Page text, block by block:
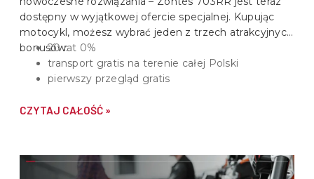
dostępny w wyjątkowej ofercie specjalnej. Kupując
motocykl, możesz wybrać jeden z trzech atrakcyjnych
bonusów:20 rat 0%
transport gratis na terenie całej Polski
pierwszy przegląd gratis
CZYTAJ CAŁOŚĆ »